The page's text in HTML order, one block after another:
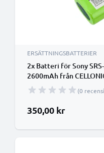
ERSÄTTNINGSBATTERIER
2x Batteri för Sony
2600mAh från
(0
350,00 kr